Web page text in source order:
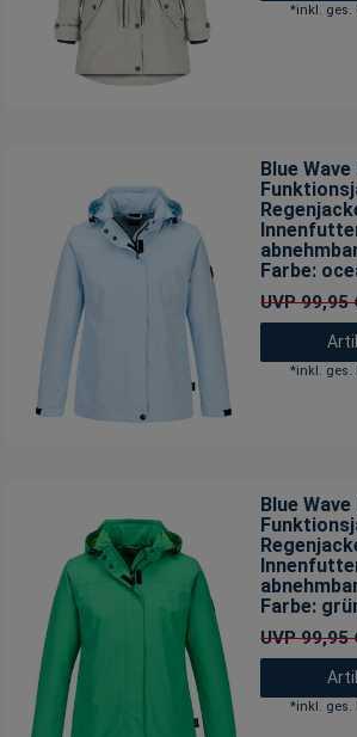
*inkl. ges.
Blue
Farbe:
UVP 99,95
*inkl. ges.
Blue
Farbe:
UVP 99,95
*inkl. ges.